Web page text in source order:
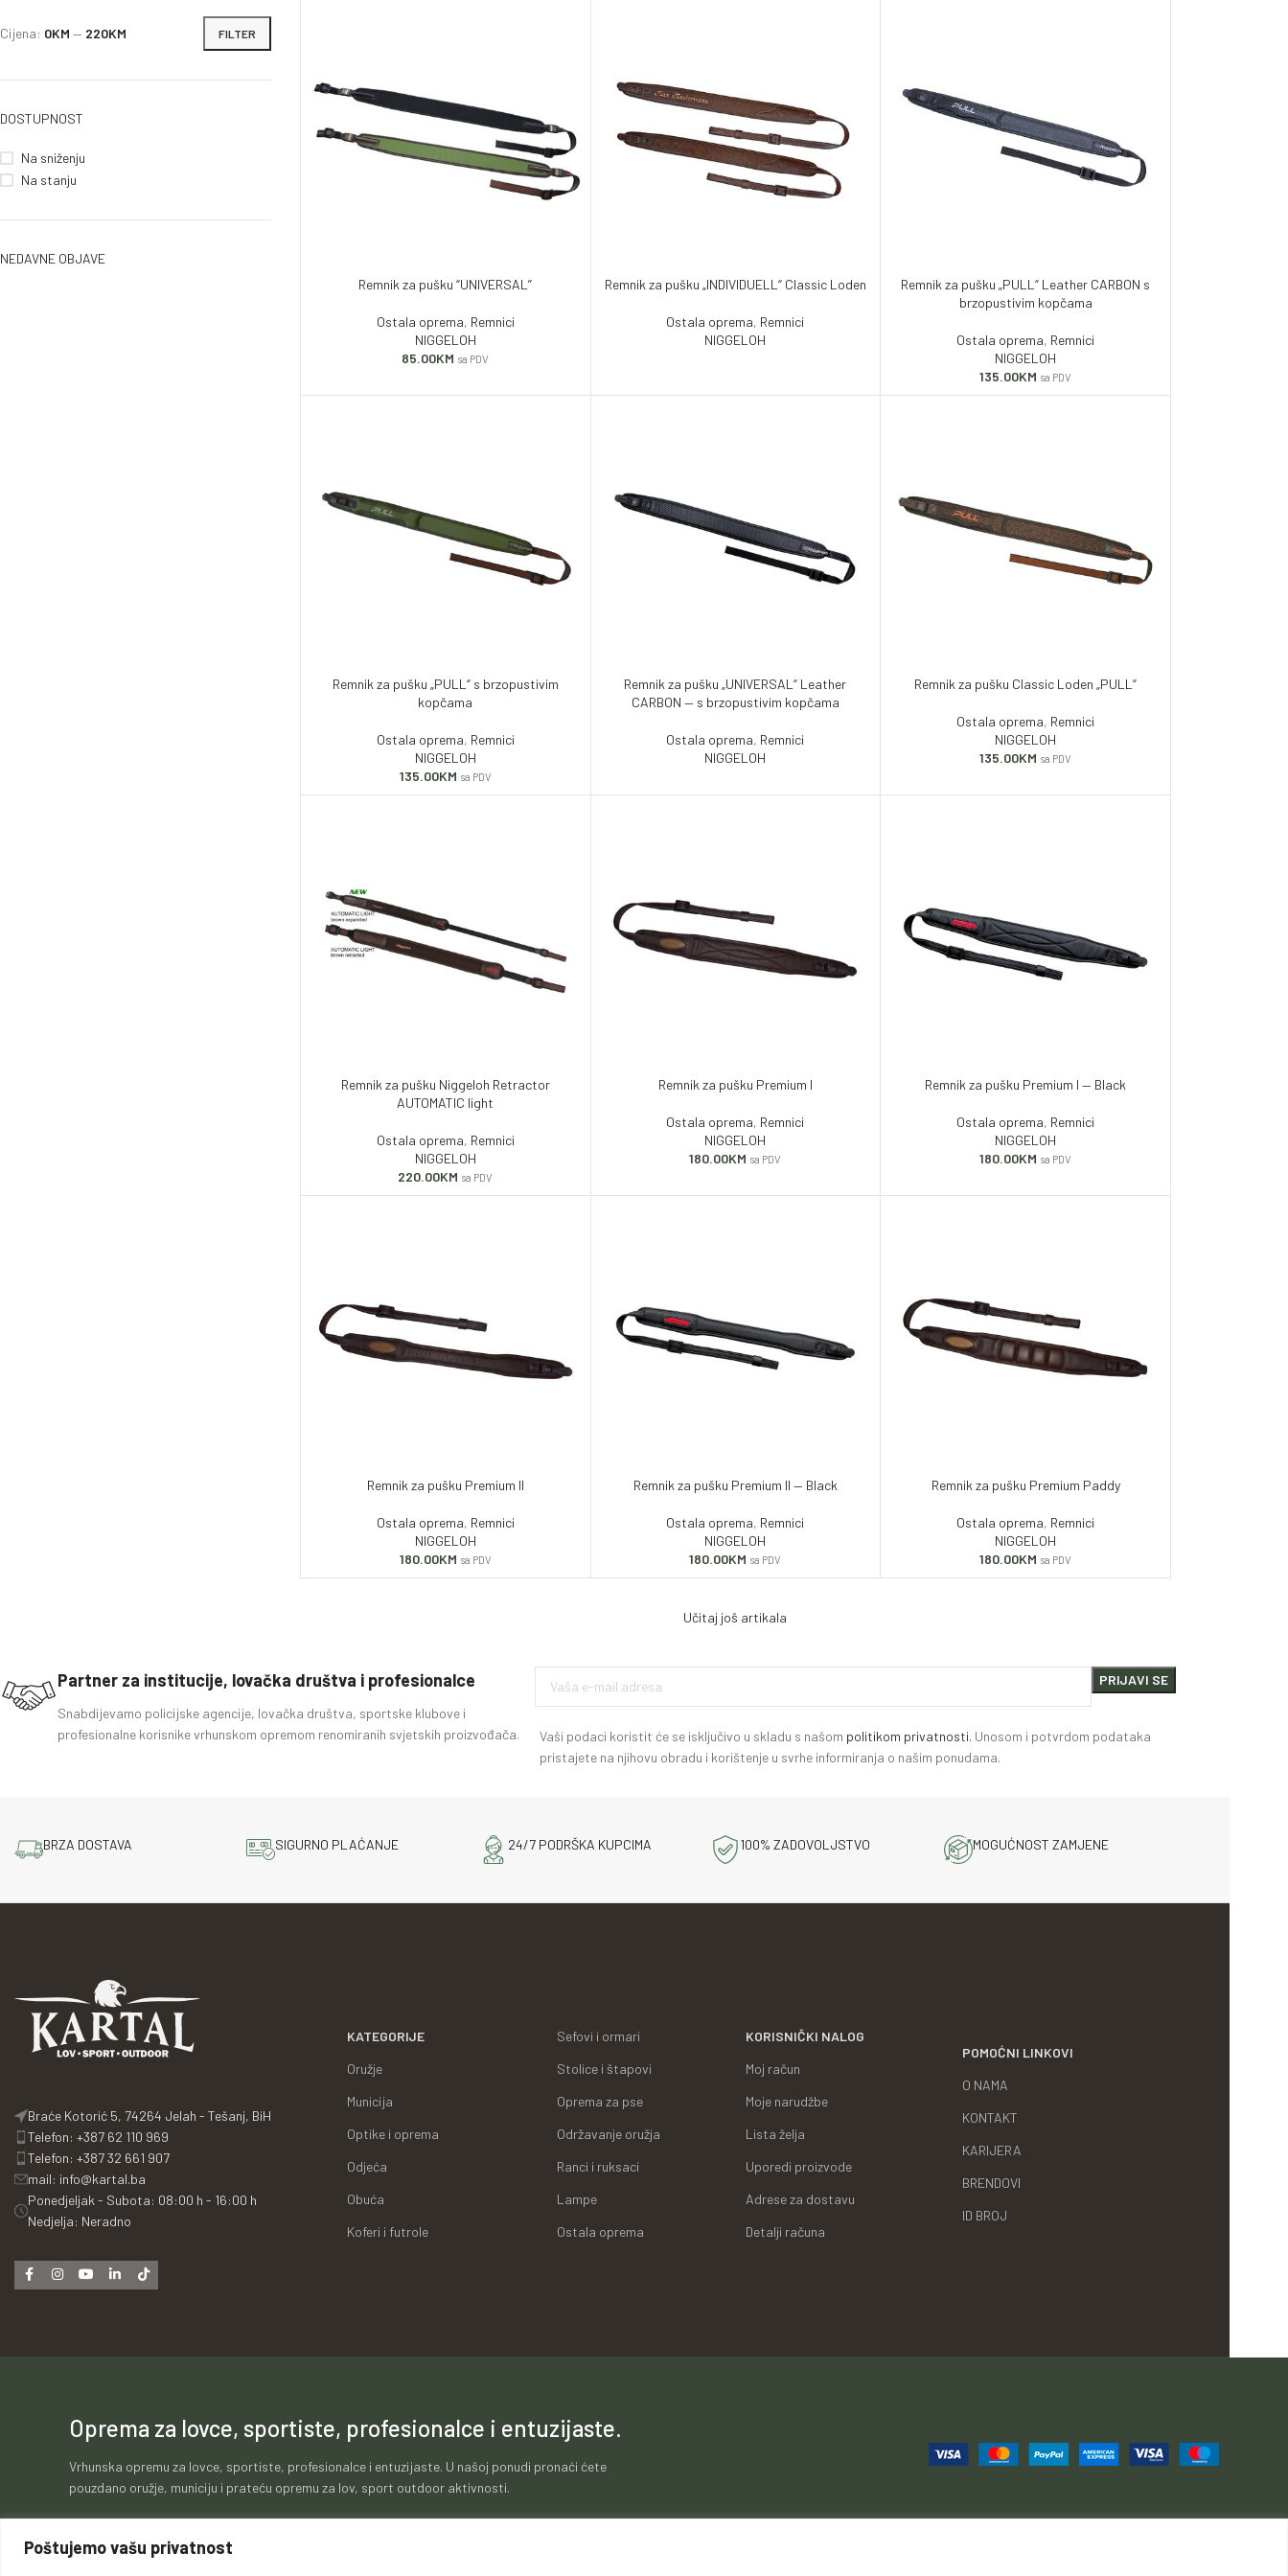
Poštujemo vašu privatnost
Zračno oružje
FILTER
Cijena: 0KM — 220KM
DOSTUPNOST
Na sniženju
Na stanju
NEDAVNE OBJAVE
Remnik za pušku “UNIVERSAL”
Ostala oprema, Remnici
NIGGELOH
85.00KM sa PDV
Remnik za pušku „INDIVIDUELL“ Classic Loden
Ostala oprema, Remnici
NIGGELOH
Remnik za pušku „PULL“ Leather CARBON s
brzopustivim kopčama
Ostala oprema, Remnici
NIGGELOH
135.00KM sa PDV
Remnik za pušku „PULL“ s brzopustivim
kopčama
Ostala oprema, Remnici
NIGGELOH
135.00KM sa PDV
Remnik za pušku „UNIVERSAL“ Leather
CARBON — s brzopustivim kopčama
Ostala oprema, Remnici
NIGGELOH
Remnik za pušku Classic Loden „PULL“
Ostala oprema, Remnici
NIGGELOH
135.00KM sa PDV
Remnik za pušku Niggeloh Retractor
AUTOMATIC light
Ostala oprema, Remnici
NIGGELOH
220.00KM sa PDV
Remnik za pušku Premium I
Ostala oprema, Remnici
NIGGELOH
180.00KM sa PDV
Remnik za pušku Premium I — Black
Ostala oprema, Remnici
NIGGELOH
180.00KM sa PDV
Remnik za pušku Premium II
Ostala oprema, Remnici
NIGGELOH
180.00KM sa PDV
Remnik za pušku Premium II — Black
Ostala oprema, Remnici
NIGGELOH
180.00KM sa PDV
Remnik za pušku Premium Paddy
Ostala oprema, Remnici
NIGGELOH
180.00KM sa PDV
Učitaj još artikala
Partner za institucije, lovačka društva i profesionalce
Snabdijevamo policijske agencije, lovačka društva, sportske klubove i
profesionalne korisnike vrhunskom opremom renomiranih svjetskih proizvođača.
Vaši podaci koristit će se isključivo u skladu s našom politikom privatnosti. Unosom i potvrdom podataka
pristajete na njihovu obradu i korištenje u svrhe informiranja o našim ponudama.
BRZA DOSTAVA SIGURNO PLAĆANJE 24/7 PODRŠKA KUPCIMA 100% ZADOVOLJSTVO MOGUĆNOST ZAMJENE
Braće Kotorić 5, 74264 Jelah - Tešanj, BiH
Telefon: +387 62 110 969
Telefon: +387 32 661 907
mail: info@kartal.ba
Ponedjeljak - Subota: 08:00 h - 16:00 h
Nedjelja: Neradno
KATEGORIJE
Oružje
Municija
Optike i oprema
Odjeća
Obuća
Koferi i futrole
Sefovi i ormari
Stolice i štapovi
Oprema za pse
Održavanje oružja
Ranci i ruksaci
Lampe
Ostala oprema
KORISNIČKI NALOG
Moj račun
Moje narudžbe
Lista želja
Uporedi proizvode
Adrese za dostavu
Detalji računa
POMOĆNI LINKOVI
O NAMA
KONTAKT
KARIJERA
BRENDOVI
ID BROJ
Oprema za lovce, sportiste, profesionalce i entuzijaste.
Vrhunska opremu za lovce, sportiste, profesionalce i entuzijaste. U našoj ponudi pronaći ćete
pouzdano oružje, municiju i prateću opremu za lov, sport outdoor aktivnosti.